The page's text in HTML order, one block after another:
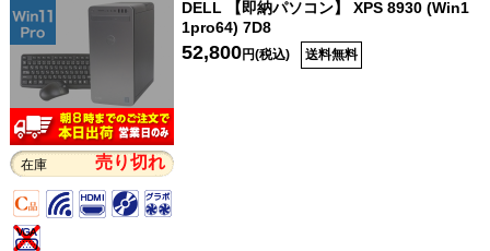
在庫 売り切れ
DELL 【即納パソコン】 XPS 8930 (Win1
1pro64) 7D8
52,800円(税込) 送料無料